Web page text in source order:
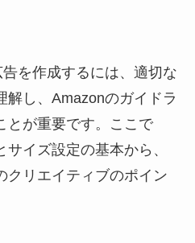
を作成するには、適切な
解し、Amazonのガイドラ
とが重要です。ここで
イズ設定の基本から、
クリエイティブのポイン